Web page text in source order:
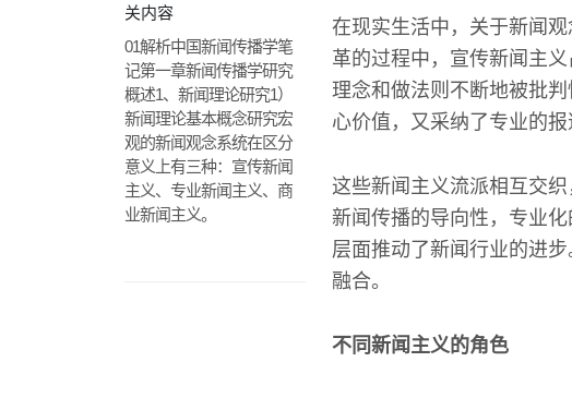
关内容
01解析中国新闻传播学笔
记第一章新闻传播学研究
概述1、新闻理论研究1）
新闻理论基本概念研究宏
观的新闻观念系统在区分
意义上有三种：宣传新闻
主义、专业新闻主义、商
业新闻主义。
在现实生活中，关于新闻
革的过程中，宣传新闻主
理念和做法则不断地被批
心价值，又采纳了专业的报
这些新闻主义流派相互交
新闻传播的导向性，专业
层面推动了新闻行业的进
融合。
不同新闻主义的角色